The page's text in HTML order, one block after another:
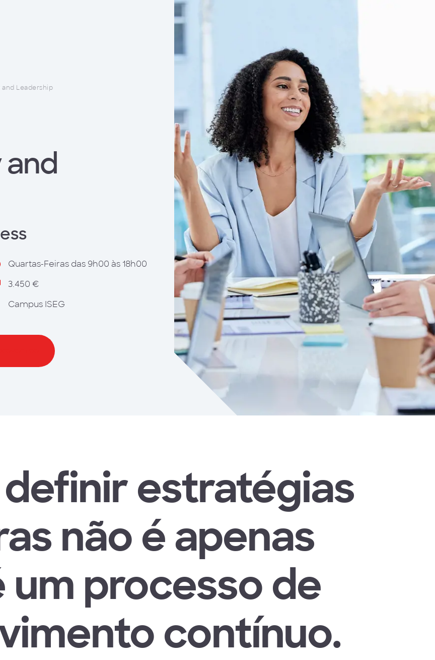
and Leadership
and
Quartas-Feiras das 9h00 às 18h00
3.450 €
Campus ISEG
estratégias
não é apenas
um processo de
contínuo.